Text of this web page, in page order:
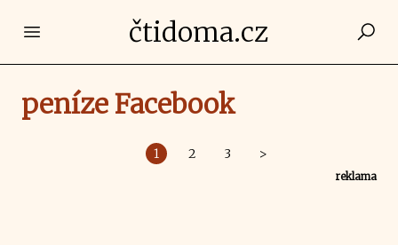
Open main menučtidoma.cz
peníze Facebook
1 2 3 >
reklama